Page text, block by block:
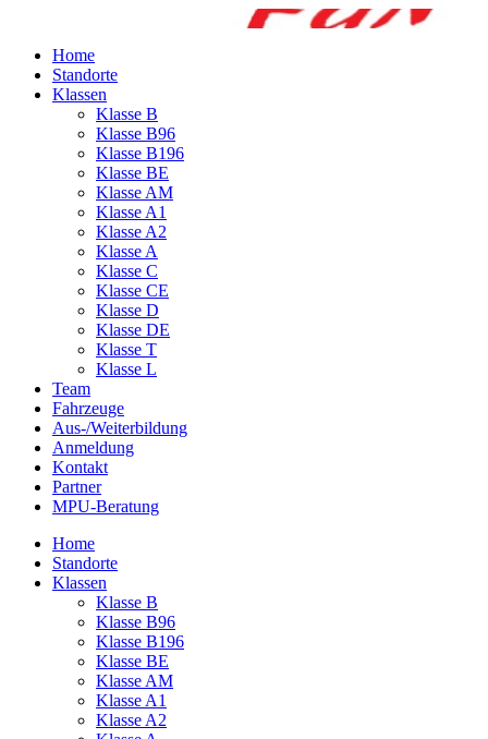
Home
Standorte
Klassen
Klasse B
Klasse B96
Klasse B196
Klasse BE
Klasse AM
Klasse A1
Klasse A2
Klasse A
Klasse C
Klasse CE
Klasse D
Klasse DE
Klasse T
Klasse L
Team
Fahrzeuge
Aus-/Weiterbildung
Anmeldung
Kontakt
Partner
MPU-Beratung
Home
Standorte
Klassen
Klasse B
Klasse B96
Klasse B196
Klasse BE
Klasse AM
Klasse A1
Klasse A2